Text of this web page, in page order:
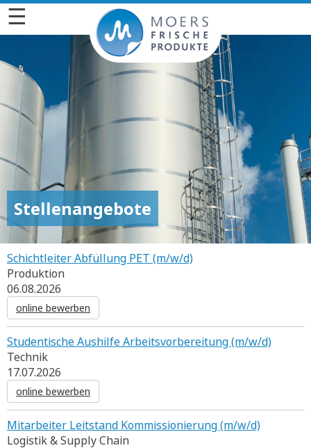
☰
Stellenangebote
Schichtleiter Abfüllung PET (m/w/d)
Produktion
06.08.2026
online bewerben
Studentische Aushilfe Arbeitsvorbereitung (m/w/d)
Technik
17.07.2026
online bewerben
Mitarbeiter Leitstand Kommissionierung (m/w/d)
Logistik & Supply Chain